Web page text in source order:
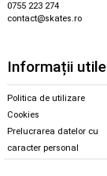
0755 223 274
contact@skates.ro
Informații utile
Politica de utilizare
Cookies
Prelucrarea datelor cu
caracter personal